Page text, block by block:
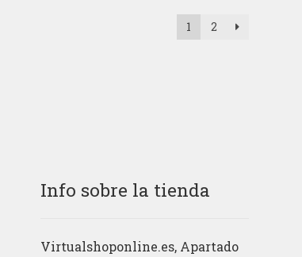
1 2
Info sobre la tienda
Virtualshoponline.es, Apartado